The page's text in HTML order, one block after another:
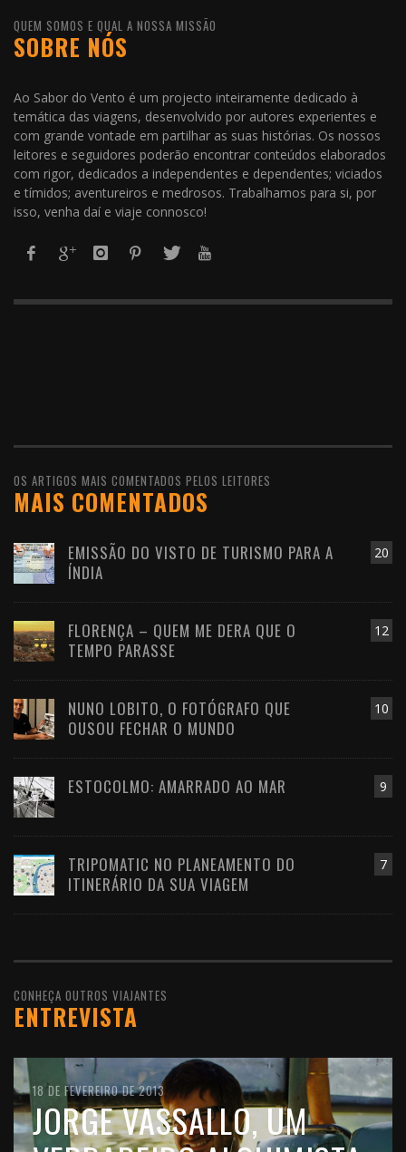
QUEM SOMOS E QUAL A NOSSA MISSÃO
SOBRE NÓS
Ao Sabor do Vento é um projecto inteiramente dedicado à
temática das viagens, desenvolvido por autores experientes e
com grande vontade em partilhar as suas histórias. Os nossos
leitores e seguidores poderão encontrar conteúdos elaborados
com rigor, dedicados a independentes e dependentes; viciados
e tímidos; aventureiros e medrosos. Trabalhamos para si, por
isso, venha daí e viaje connosco!
OS ARTIGOS MAIS COMENTADOS PELOS LEITORES
MAIS COMENTADOS
20
EMISSÃO DO VISTO DE TURISMO PARA A
ÍNDIA
12
FLORENÇA – QUEM ME DERA QUE O
TEMPO PARASSE
10
NUNO LOBITO, O FOTÓGRAFO QUE
OUSOU FECHAR O MUNDO
9
ESTOCOLMO: AMARRADO AO MAR
7
TRIPOMATIC NO PLANEAMENTO DO
ITINERÁRIO DA SUA VIAGEM
CONHEÇA OUTROS VIAJANTES
ENTREVISTA
10 DE FEVEREIRO DE 2016
JOÃO LEITÃO, UM
18 DE FEVEREIRO DE 2013
JORGE VASSALLO, UM
11 DE OUTUBRO DE 2012
FILIPE MORATO GOMES,